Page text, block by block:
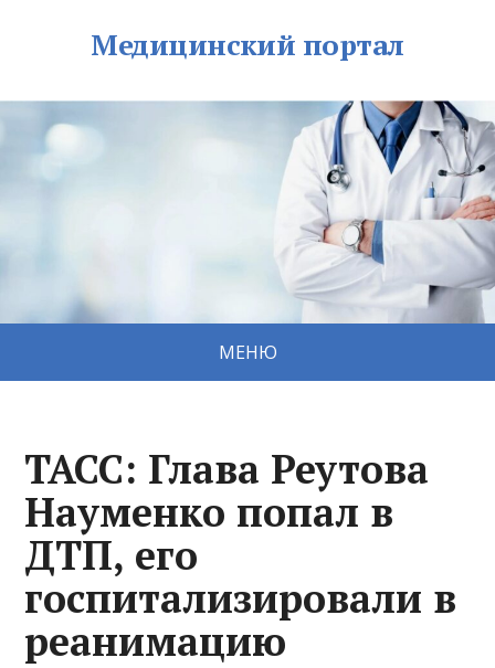
Медицинский портал
МЕНЮ
ТАСС: Глава Реутова
Науменко попал в
ДТП, его
госпитализировали в
реанимацию